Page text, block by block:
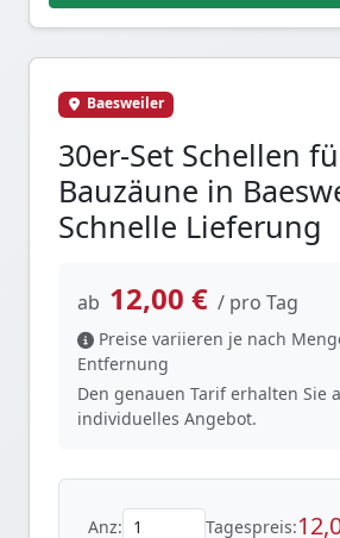
Baesweiler
30er-Set Schellen
Bauzäune in
Schnelle Lieferung
ab 12,00 € / pro Tag
Preise variieren je nach
Entfernung
Den genauen Tarif erhalten Sie
individuelles Angebot.
Anz: Tagespreis: